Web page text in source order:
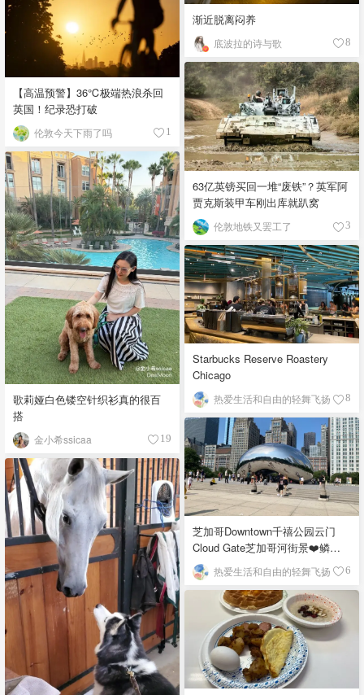
渐近脱离闷养
底波拉的诗与歌 8
【高温预警】36℃极端热浪杀回
英国！纪录恐打破
伦敦今天下雨了吗 1
63亿英镑买回一堆“废铁”？英军阿
贾克斯装甲车刚出库就趴窝
伦敦地铁又罢工了 3
歌莉娅白色镂空针织衫真的很百
搭
金小希ssicaa 19
Starbucks Reserve Roastery
Chicago
热爱生活和自由的轻舞飞扬 8
芝加哥Downtown千禧公园云门
Cloud Gate芝加哥河街景❤️鳞次
栉比的高楼
热爱生活和自由的轻舞飞扬 6